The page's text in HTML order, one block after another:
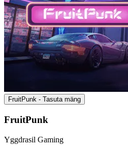
FruitPunk - Tasuta mäng
FruitPunk
Yggdrasil Gaming